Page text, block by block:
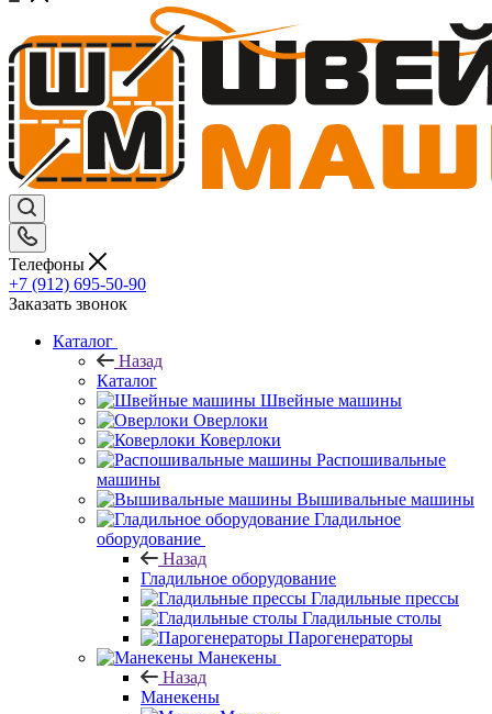
Телефоны
+7 (912) 695-50-90
Заказать звонок
Каталог
Назад
Каталог
Швейные машины
Оверлоки
Коверлоки
Распошивальные
машины
Вышивальные машины
Гладильное
оборудование
Назад
Гладильное оборудование
Гладильные прессы
Гладильные столы
Парогенераторы
Манекены
Назад
Манекены